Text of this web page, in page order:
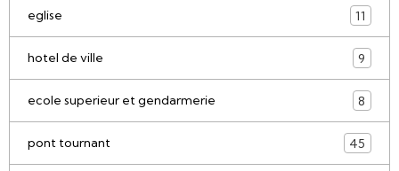
eglise 11
hotel de ville 9
ecole superieur et gendarmerie 8
pont tournant 45